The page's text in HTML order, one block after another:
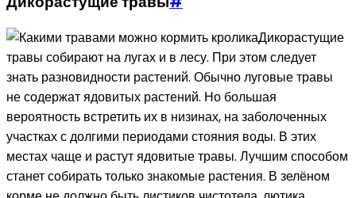
Дикорастущие
травы собирают на лугах и в лесу. При этом следует
знать разновидности растений. Обычно луговые травы
не содержат ядовитых растений. Но большая
вероятность встретить их в низинах, на заболоченных
участках с долгими периодами стояния воды. В этих
местах чаще и растут ядовитые травы. Лучшим способом
станет собирать только знакомые растения. В зелёном